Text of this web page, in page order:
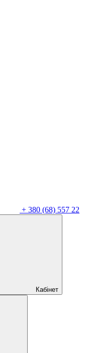
+ 380 (68) 557 22
Кабінет